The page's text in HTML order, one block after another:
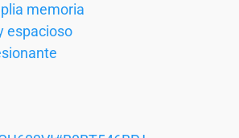
memoria
espacioso